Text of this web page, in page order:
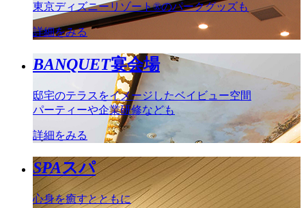
東京ディズニーリゾート®のパークグッズも
詳細をみる
BANQUET宴会場
邸宅のテラスをイメージしたベイビュー空間
パーティーや企業研修なども
詳細をみる
SPAスパ
心身を癒すとともに